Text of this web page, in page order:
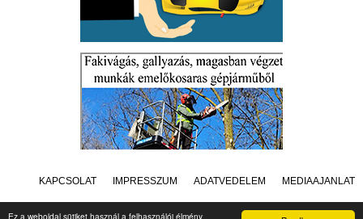
Ez a weboldal sütiket használ a felhasználói élmény
KAPCSOLAT IMPRESSZUM ADATVÉDELEM MÉDIAAJÁNLAT